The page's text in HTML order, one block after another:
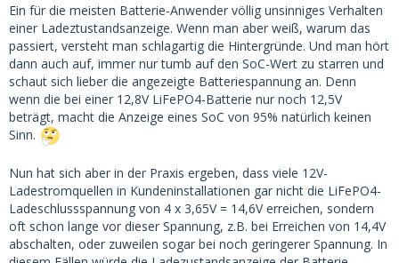
Ein für die meisten Batterie-Anwender völlig unsinniges Verhalten
einer Ladeztustandsanzeige. Wenn man aber weiß, warum das
passiert, versteht man schlagartig die Hintergründe. Und man hört
dann auch auf, immer nur tumb auf den SoC-Wert zu starren und
schaut sich lieber die angezeigte Batteriespannung an. Denn
wenn die bei einer 12,8V LiFePO4-Batterie nur noch 12,5V
beträgt, macht die Anzeige eines SoC von 95% natürlich keinen
Sinn.
Nun hat sich aber in der Praxis ergeben, dass viele 12V-
Ladestromquellen in Kundeninstallationen gar nicht die LiFePO4-
Ladeschlussspannung von 4 x 3,65V = 14,6V erreichen, sondern
oft schon lange vor dieser Spannung, z.B. bei Erreichen von 14,4V
abschalten, oder zuweilen sogar bei noch geringerer Spannung. In